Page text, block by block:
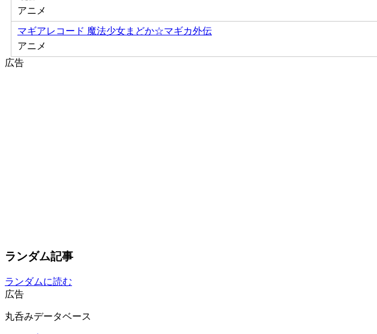
アニメ
マギアレコード 魔法少女まどか☆マギカ外伝
アニメ
広告
ランダム記事
ランダムに読む
広告
丸呑みデータベース